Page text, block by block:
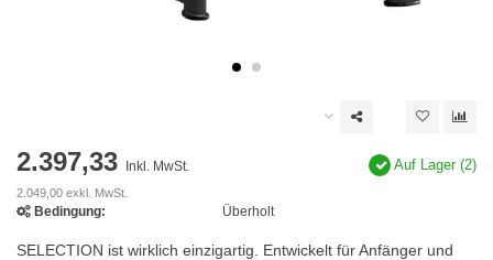
2.397,33 Inkl. MwSt.
2.049,00 exkl. MwSt.
Auf Lager (2)
Bedingung: Überholt
SELECTION ist wirklich einzigartig. Entwickelt für Anfänger und